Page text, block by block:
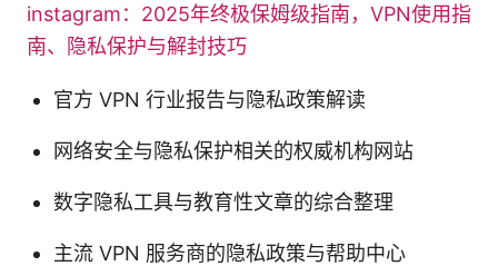
instagram：2025年终极保姆级指南，VPN使用指
南、隐私保护与解封技巧
官方 VPN 行业报告与隐私政策解读
网络安全与隐私保护相关的权威机构网站
数字隐私工具与教育性文章的综合整理
主流 VPN 服务商的隐私政策与帮助中心